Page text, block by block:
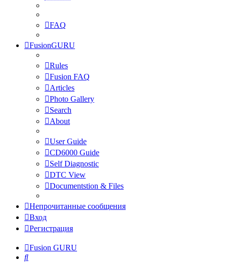
FAQ
FusionGURU
Rules
Fusion FAQ
Articles
Photo Gallery
Search
About
User Guide
CD6000 Guide
Self Diagnostic
DTC View
Documentstion & Files
Непрочитанные сообщения
Вход
Регистрация
Fusion GURU
Поиск